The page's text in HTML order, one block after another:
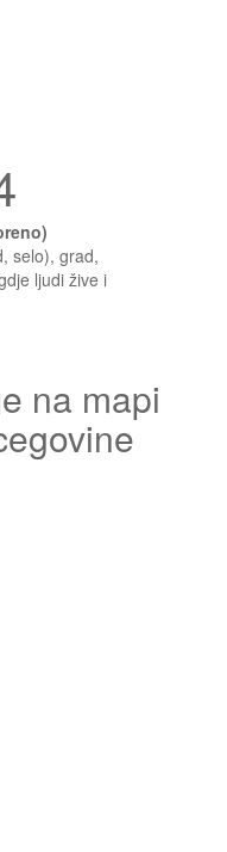
selo), grad,
ljudi žive i
na mapi